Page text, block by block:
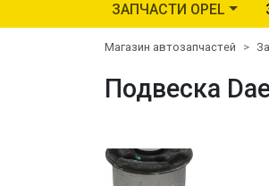
ЗАПЧАСТИ OPEL
Магазин автозапчастей
Подвеска